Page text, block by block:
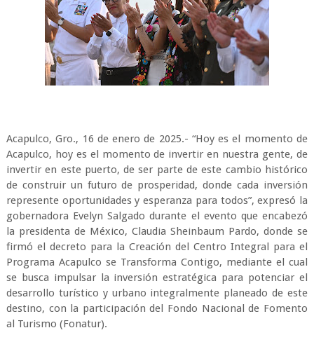
Acapulco, Gro., 16 de enero de 2025.- “Hoy es el momento de
Acapulco, hoy es el momento de invertir en nuestra gente, de
invertir en este puerto, de ser parte de este cambio histórico
de construir un futuro de prosperidad, donde cada inversión
represente oportunidades y esperanza para todos”, expresó la
gobernadora Evelyn Salgado durante el evento que encabezó
la presidenta de México, Claudia Sheinbaum Pardo, donde se
firmó el decreto para la Creación del Centro Integral para el
Programa Acapulco se Transforma Contigo, mediante el cual
se busca impulsar la inversión estratégica para potenciar el
desarrollo turístico y urbano integralmente planeado de este
destino, con la participación del Fondo Nacional de Fomento
al Turismo (Fonatur).